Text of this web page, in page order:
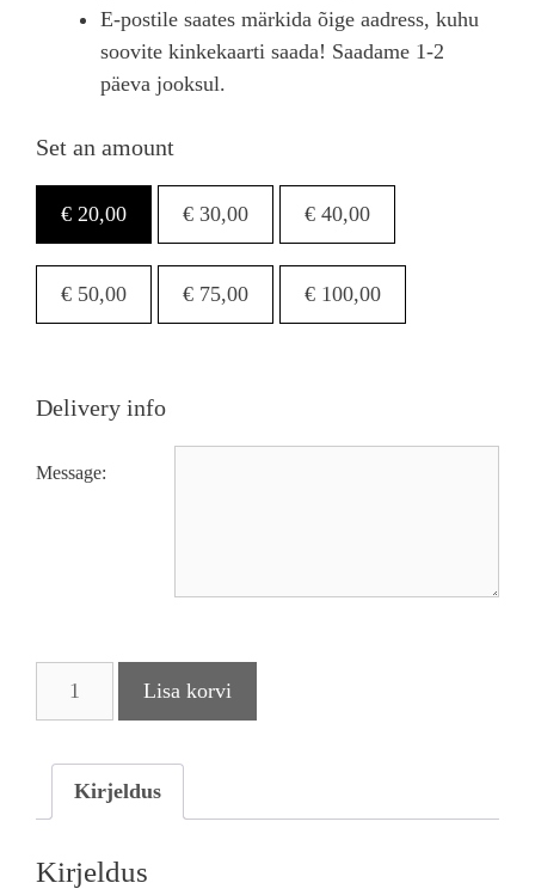
E-postile saates märkida õige aadress, kuhu
soovite kinkekaarti saada! Saadame 1-2
päeva jooksul.
Set an amount
€ 20,00 € 30,00 € 40,00
€ 50,00 € 75,00 € 100,00
Delivery info
Message:
kogus
Lisa korvi
Kirjeldus
Kirjeldus